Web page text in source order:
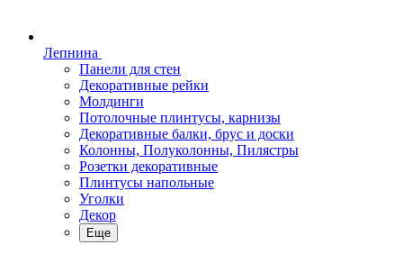
Лепнина
Панели для стен
Декоративные рейки
Молдинги
Потолочные плинтусы, карнизы
Декоративные балки, брус и доски
Колонны, Полуколонны, Пилястры
Розетки декоративные
Плинтусы напольные
Уголки
Декор
Еще